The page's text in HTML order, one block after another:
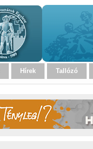
Hírek Tallózó